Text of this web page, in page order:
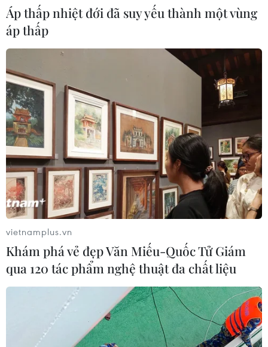
Áp thấp nhiệt đới đã suy yếu thành một vùng
áp thấp
vietnamplus.vn
Khám phá vẻ đẹp Văn Miếu-Quốc Tử Giám
qua 120 tác phẩm nghệ thuật đa chất liệu